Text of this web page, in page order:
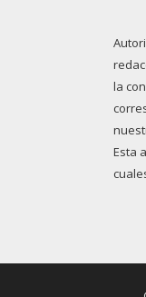
la
Esta